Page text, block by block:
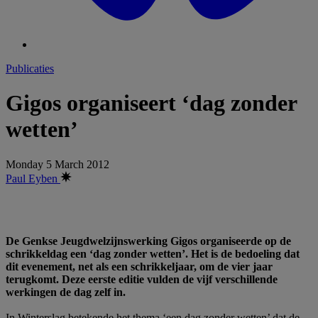
Publicaties
Gigos organiseert ‘dag zonder
wetten’
Monday 5 March 2012
Paul Eyben
De Genkse Jeugdwelzijnswerking Gigos organiseerde op de
schrikkeldag een ‘dag zonder wetten’. Het is de bedoeling dat
dit evenement, net als een schrikkeljaar, om de vier jaar
terugkomt. Deze eerste editie vulden de vijf verschillende
werkingen de dag zelf in.